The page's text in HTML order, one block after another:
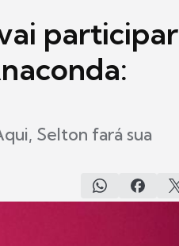
participar
Selton fará sua